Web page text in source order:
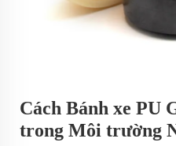
Cách Bánh xe PU
trong Môi trường